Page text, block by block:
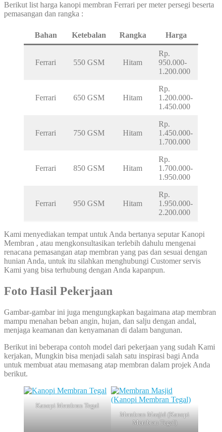
Berikut list harga kanopi membran Ferrari per meter persegi beserta
pemasangan dan rangka :
Bahan Ketebalan Rangka Harga
Ferrari 550 GSM Hitam
Rp.
950.000-
1.200.000
Ferrari 650 GSM Hitam
Rp.
1.200.000-
1.450.000
Ferrari 750 GSM Hitam
Rp.
1.450.000-
1.700.000
Ferrari 850 GSM Hitam
Rp.
1.700.000-
1.950.000
Ferrari 950 GSM Hitam
Rp.
1.950.000-
2.200.000
Kami menyediakan tempat untuk Anda bertanya seputar Kanopi
Membran , atau mengkonsultasikan terlebih dahulu mengenai
renacana pemasangan atap membran yang pas dan sesuai dengan
hunian Anda, untuk itu silahkan menghubungi Customer servis
Kami yang bisa terhubung dengan Anda kapanpun.
Foto Hasil Pekerjaan
Gambar-gambar ini juga mengungkapkan bagaimana atap membran
mampu menahan beban angin, hujan, dan salju dengan andal,
menjaga keamanan dan kenyamanan di dalam bangunan.
Berikut ini beberapa contoh model dari pekerjaan yang sudah Kami
kerjakan, Mungkin bisa menjadi salah satu inspirasi bagi Anda
untuk membuat atau memasang atap membran dalam projek Anda
berikut.
Kanopi Membran Tegal
Membran Masjid (Kanopi
Membran Tegal)